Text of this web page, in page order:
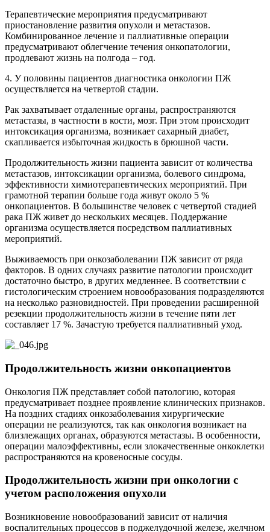
Терапевтические мероприятия предусматривают
приостановление развития опухоли и метастазов.
Комбинированное лечение и паллиативные операции
предусматривают облегчение течения онкопатологии,
продлевают жизнь на полгода – год.
4. У половины пациентов диагностика онкологии ПЖ
осуществляется на четвертой стадии.
Рак захватывает отдаленные органы, распространяются
метастазы, в частности в кости, мозг. При этом происходит
интоксикация организма, возникает сахарный диабет,
скапливается избыточная жидкость в брюшной части.
Продолжительность жизни пациента зависит от количества
метастазов, интоксикации организма, болевого синдрома,
эффективности химиотерапевтических мероприятий. При
грамотной терапии больше года живут около 5 %
онкопациентов. В большинстве человек с четвертой стадией
рака ПЖ живет до нескольких месяцев. Поддержание
организма осуществляется посредством паллиативных
мероприятий.
Выживаемость при онкозаболевании ПЖ зависит от ряда
факторов. В одних случаях развитие патологии происходит
достаточно быстро, в других медленнее. В соответствии с
гистологическим строением новообразования подразделяются
на несколько разновидностей. При проведении расширенной
резекции продолжительность жизни в течение пяти лет
составляет 17 %. Зачастую требуется паллиативный уход.
Продолжительность жизни онкопациентов
Онкология ПЖ представляет собой патологию, которая
предусматривает позднее проявление клинических признаков.
На поздних стадиях онкозаболевания хирургические
операции не реализуются, так как онкология возникает на
близлежащих органах, образуются метастазы. В особенности,
операции малоэффективны, если злокачественные онкоклетки
распространяются на кровеносные сосуды.
Продолжительность жизни при онкологии с
учетом расположения опухоли
Возникновение новообразований зависит от наличия
воспалительных процессов в поджелудочной железе, желчном